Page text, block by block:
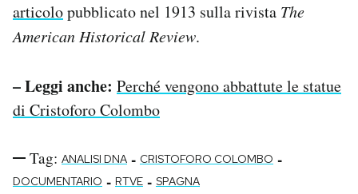
articolopubblicato nel 1913 sulla rivista The
American Historical Review.
– Leggi anche: Perché vengono abbattute le statue
di Cristoforo Colombo
Tag: ANALISI DNA - CRISTOFORO COLOMBO -
DOCUMENTARIO - RTVE - SPAGNA